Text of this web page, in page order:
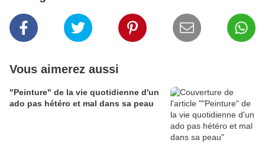
Vous aimerez aussi
"Peinture" de la vie quotidienne d'un
ado pas hétéro et mal dans sa peau